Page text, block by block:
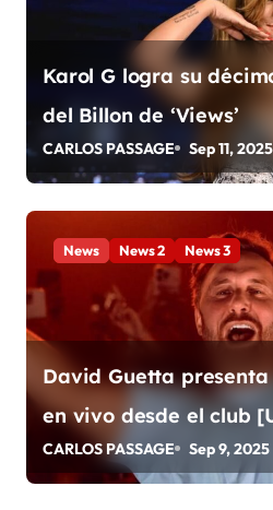
a
d
a
s
Karol G logra su
del Billon de ‘Views’
CARLOS PASSAGE Sep 11, 2025
News News 2 News 3
David Guetta
en vivo desde el club
CARLOS PASSAGE Sep 9, 2025